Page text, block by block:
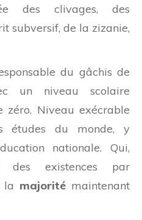
des clivages, des
subversif, de la zizanie,
du gâchis de
un niveau scolaire
Niveau exécrable
études du monde, y
nationale. Qui,
des existences par
la majorité maintenant